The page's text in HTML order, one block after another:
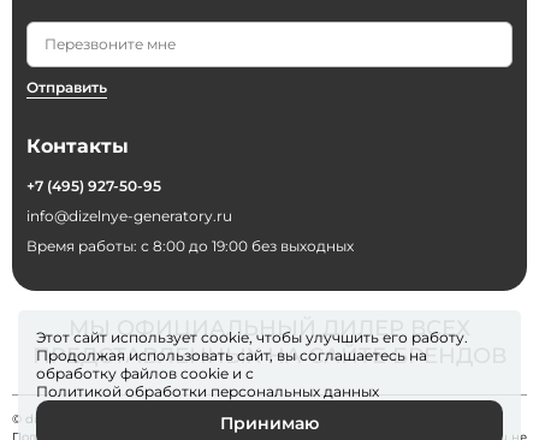
Отправить
Контакты
+7 (495) 927-50-95
info@dizelnye-generatory.ru
Время работы: с 8:00 до 19:00 без выходных
МЫ ОФИЦИАЛЬНЫЙ ДИЛЕР ВСЕХ
ПРЕДСТАВЛЕННЫХ НА САЙТЕ БРЕНДОВ
© dizelnye-generatory 2026
Этот сайт использует cookie, чтобы улучшить его работу.
Продолжая использовать сайт, вы соглашаетесь на
обработку файлов cookie и с
Политикой обработки персональных данных
Принимаю